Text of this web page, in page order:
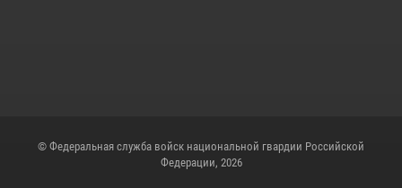
© Федеральная служба войск национальной гвардии Российской
Федерации, 2026